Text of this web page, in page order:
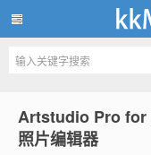
Artstudio Pro for
照片编辑器